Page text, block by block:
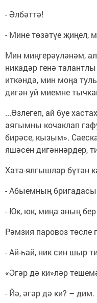
- Әлбәттә!
- Мине төзәтүе җиңел,
Мин миңгерәүләнәм,
никадәр генә
иткәндә, мин моңа
дигән уй миемне
...Өзлегеп, ай буе
аягымны кочаклап
бирәсе, кызым».
яшәсен дигәннәрдер,
Хата-ялгышлар бүтән
- Абыемның бригадасы
- Юк, юк, миңа аның
Рәмзия паровоз төсле
- Ай-һай, ник син шыр
«Әгәр дә ки»ләр
- Йә, әгәр дә ки? – дим.